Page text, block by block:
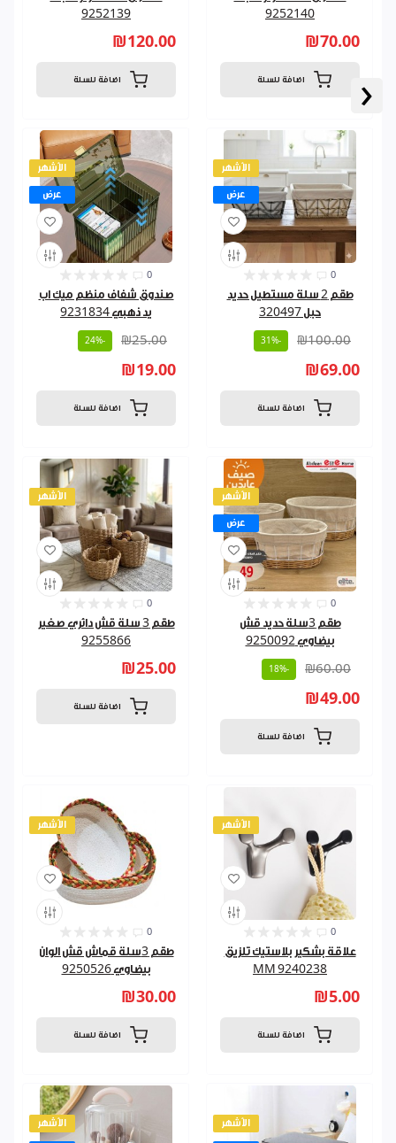
‹
9252139
₪120.00
اضافة للسلة
9252140
₪70.00
اضافة للسلة
الأشهر
عرض
0
صندوق شفاف منظم ميك اب
يد ذهبي 9231834
₪25.00
-24%
₪19.00
اضافة للسلة
الأشهر
عرض
0
طقم 2 سلة مستطيل حديد
حبل 320497
₪100.00
-31%
₪69.00
اضافة للسلة
الأشهر
0
طقم 3 سلة قش دائري صغير
9255866
₪25.00
اضافة للسلة
الأشهر
عرض
0
طقم 3سلة حديد قش
بيضاوي 9250092
₪60.00
-18%
₪49.00
اضافة للسلة
الأشهر
0
طقم 3سلة قماش قش الوان
بيضاوي 9250526
₪30.00
اضافة للسلة
الأشهر
0
علاقة بشكير بلاستيك تلزيق
9240238 MM
₪5.00
اضافة للسلة
الأشهر الأشهر